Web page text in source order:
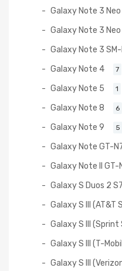
Galaxy Note 3 Neo
Galaxy Note 3 Neo
Galaxy Note 3
Galaxy Note 4 7
Galaxy Note 5 1
Galaxy Note 8 6
Galaxy Note 9 5
Galaxy Note GT-
Galaxy Note II GT-
Galaxy S Duos 2
Galaxy S III (AT&T
Galaxy S III (Sprint
Galaxy S III (T-
Galaxy S III